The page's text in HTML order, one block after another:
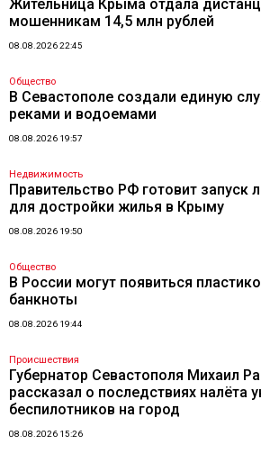
Жительница Крыма отдала
мошенникам 14,5 млн рублей
08.08.2026 22:45
Общество
В Севастополе создали единую
реками и водоемами
08.08.2026 19:57
Недвижимость
Правительство РФ готовит запуск
для достройки жилья в Крыму
08.08.2026 19:50
Общество
В России могут появиться
банкноты
08.08.2026 19:44
Происшествия
Губернатор Севастополя Михаил
рассказал о последствиях налёта
беспилотников на город
08.08.2026 15:26